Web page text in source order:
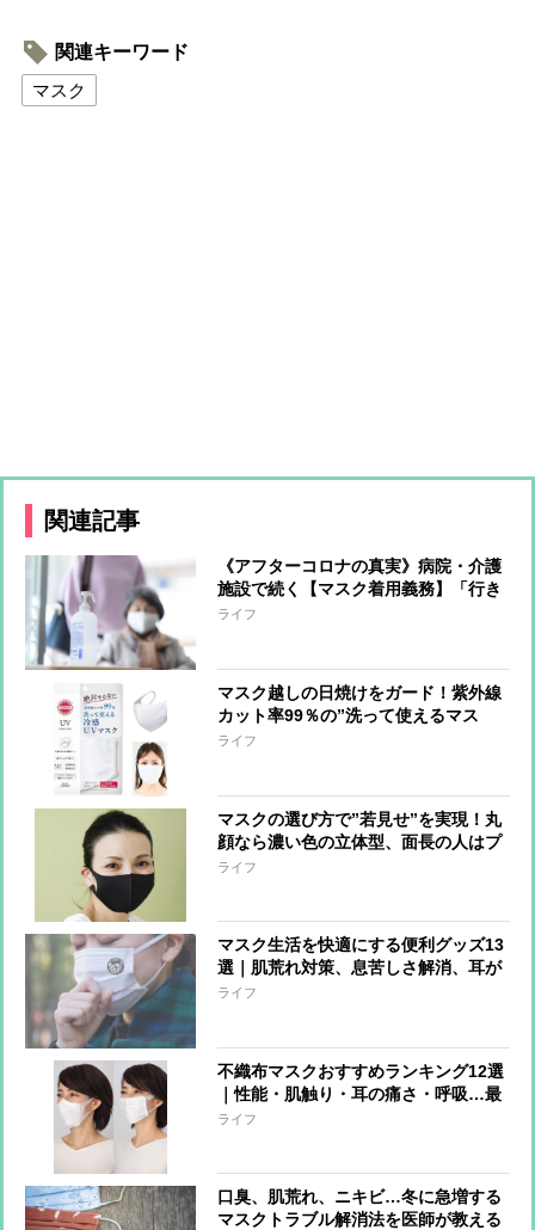
関連キーワード
マスク
関連記事
《アフターコロナの真実》病院・介護
施設で続く【マスク着用義務】「行き
すぎた感染対策によって生活から大切
ライフ
マスク越しの日焼けをガード！紫外線
カット率99％の”洗って使えるマス
ク”が登場
ライフ
マスクの選び方で”若見せ”を実現！丸
顔なら濃い色の立体型、面長の人はプ
リーツ型を
ライフ
マスク生活を快適にする便利グッズ13
選｜肌荒れ対策、息苦しさ解消、耳が
痛くならないなど
ライフ
不織布マスクおすすめランキング12選
｜性能・肌触り・耳の痛さ・呼吸…最
強の1枚は!?
ライフ
口臭、肌荒れ、ニキビ…冬に急増する
マスクトラブル解消法を医師が教える